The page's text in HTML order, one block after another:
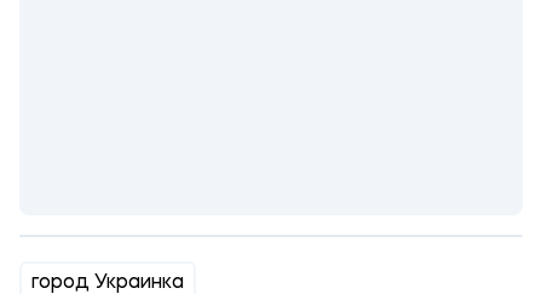
город Украинка